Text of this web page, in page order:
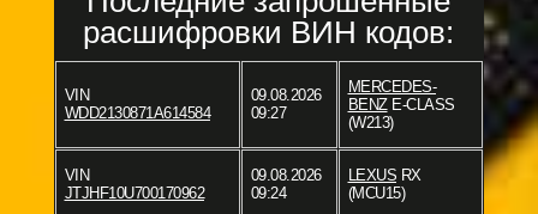
расшифровки ВИН кодов:
VIN
WDD2130871A614584
09.08.2026
09:27
MERCEDES-
BENZE-CLASS
(W213)
VIN
JTJHF10U700170962
09.08.2026
09:24
LEXUS RX
(MCU15)